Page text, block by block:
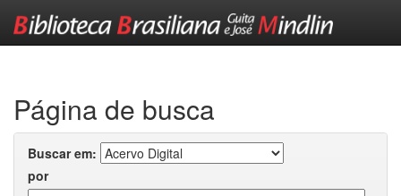
Página de busca
Buscar em:
por